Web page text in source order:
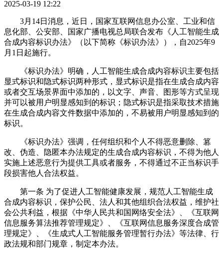
2025-03-19 12:22
3月14日消息，近日，国家互联网信息办公室、工业和信
息化部、公安部、国家广播电视总局联合发布《人工智能生成
合成内容标识办法》（以下简称《标识办法》），自2025年9
月1日起施行。
《标识办法》明确，人工智能生成合成内容标识主要包括
显式标识和隐式标识两种形式，显式标识是指在生成合成内容
或者交互场景界面中添加的，以文字、声音、图形等方式呈现
并可以被用户明显感知到的标识；隐式标识是指采取技术措施
在生成合成内容文件数据中添加的，不易被用户明显感知到的
标识。
《标识办法》强调，任何组织和个人不得恶意删除、篡
改、伪造、隐匿本办法规定的生成合成内容标识，不得为他人
实施上述恶意行为提供工具或者服务，不得通过不正当标识手
段损害他人合法权益。
第一条 为了促进人工智能健康发展，规范人工智能生成
合成内容标识，保护公民、法人和其他组织合法权益，维护社
会公共利益，根据《中华人民共和国网络安全法》、《互联网
信息服务算法推荐管理规定》、《互联网信息服务深度合成管
理规定》、《生成式人工智能服务管理暂行办法》等法律、行
政法规和部门规章，制定本办法。